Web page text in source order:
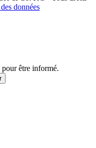
données
être informé.